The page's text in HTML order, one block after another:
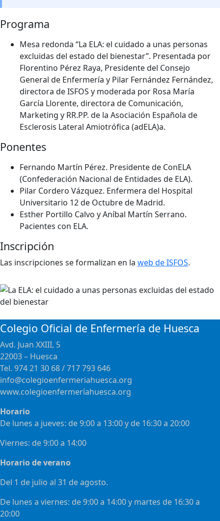
Programa
Mesa redonda “La ELA: el cuidado a unas personas
excluidas del estado del bienestar”. Presentada por
Florentino Pérez Raya, Presidente del Consejo
General de Enfermería y Pilar Fernández Fernández,
directora de ISFOS y moderada por Rosa María
García Llorente, directora de Comunicación,
Marketing y RR.PP. de la Asociación Española de
Esclerosis Lateral Amiotrófica (adELA)a.
Ponentes
Fernando Martín Pérez. Presidente de ConELA
(Confederación Nacional de Entidades de ELA).
Pilar Cordero Vázquez. Enfermera del Hospital
Universitario 12 de Octubre de Madrid.
Esther Portillo Calvo y Aníbal Martín Serrano.
Pacientes con ELA.
Inscripción
Las inscripciones se formalizan en la web de ISFOS.
Colegio Oficial de Enfermería de Huesca
Avd. Juan XXIII, 5
22003 – Huesca
Tel. 974 21 30 68 / 717 793 646
info@colegioenfermeriahuesca.org
www.colegioenfermeríahuesca.org
Horario
De lunes a jueves: de 9:00 a 13:00 y de 16:30 a 20:00
Viernes: de 9:00 a 14:00
Horario de verano
Del 1 de julio al 31 de agosto.
De lunes a viernes: de 9:00 a 14:00 y martes de 16:30 a
20:00